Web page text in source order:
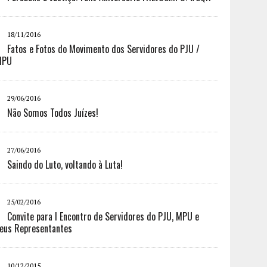
18/11/2016
Fatos e Fotos do Movimento dos Servidores do PJU /
29/06/2016
Não Somos Todos Juízes!
27/06/2016
Saindo do Luto, voltando à Luta!
25/02/2016
Convite para I Encontro de Servidores do PJU, MPU e
Representantes